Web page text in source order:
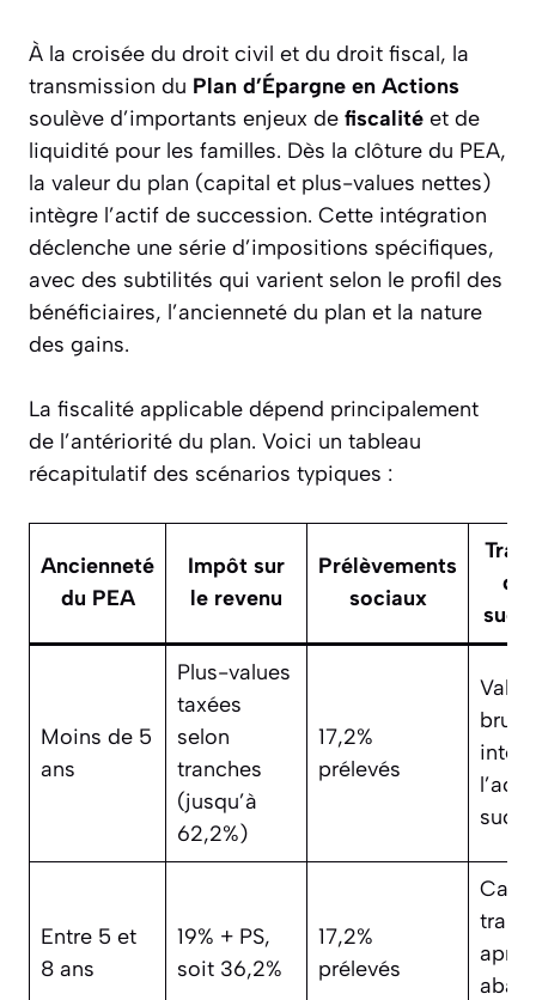
À la croisée du droit civil et du droit fiscal, la
transmission du Plan d’Épargne en Actions
soulève d’importants enjeux de fiscalité et de
liquidité pour les familles. Dès la clôture du PEA,
la valeur du plan (capital et plus-values nettes)
intègre l’actif de succession. Cette intégration
déclenche une série d’impositions spécifiques,
avec des subtilités qui varient selon le profil des
bénéficiaires, l’ancienneté du plan et la nature
des gains.
La fiscalité applicable dépend principalement
de l’antériorité du plan. Voici un tableau
récapitulatif des scénarios typiques :
Ancienneté
du PEA
Impôt sur
le revenu
Prélèvements
sociaux
Moins de 5
ans
Plus-values
taxées
selon
tranches
(jusqu’à
62,2%)
17,2%
prélevés
brute
l’actif
Entre 5 et
8 ans
19% + PS,
soit 36,2%
17,2%
prélevés
après